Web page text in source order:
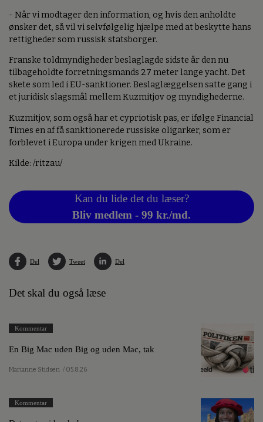
- Når vi modtager den information, og hvis den anholdte
ønsker det, så vil vi selvfølgelig hjælpe med at beskytte hans
rettigheder som russisk statsborger.
Franske toldmyndigheder beslaglagde sidste år den nu
tilbageholdte forretningsmands 27 meter lange yacht. Det
skete som led i EU-sanktioner. Beslaglæggelsen satte gang i
et juridisk slagsmål mellem Kuzmitjov og myndighederne.
Kuzmitjov, som også har et cypriotisk pas, er ifølge Financial
Times en af få sanktionerede russiske oligarker, som er
forblevet i Europa under krigen med Ukraine.
Kilde: /ritzau/
Kan du lide det du læser?
Bliv medlem - 99 kr./md.
Del Tweet Del
Det skal du også læse
Kommentar
En Big Mac uden Big og uden Mac, tak
Marianne Stidsen / 05.8.26
Kommentar